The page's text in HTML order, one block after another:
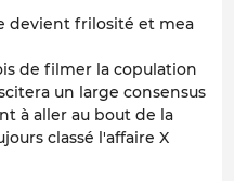
devient frilosité et mea
de filmer la copulation
un large consensus
à aller au bout de la
classé l'affaire X